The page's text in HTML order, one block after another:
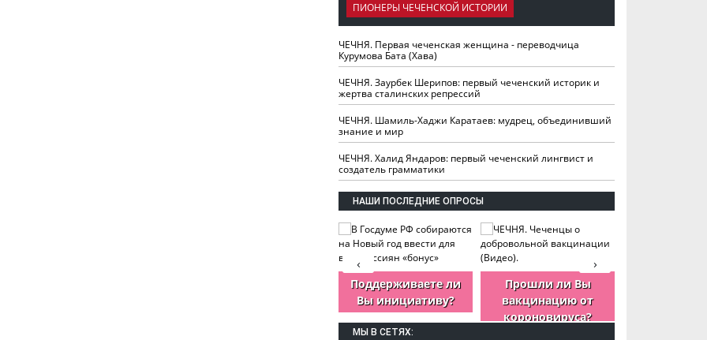
ПИОНЕРЫ ЧЕЧЕНСКОЙ ИСТОРИИ
ЧЕЧНЯ. Первая чеченская женщина - переводчица
Курумова Бата (Хава)
ЧЕЧНЯ. Заурбек Шерипов: первый чеченский историк и
жертва сталинских репрессий
ЧЕЧНЯ. Шамиль-Хаджи Каратаев: мудрец, объединивший
знание и мир
ЧЕЧНЯ. Халид Яндаров: первый чеченский лингвист и
создатель грамматики
НАШИ ПОСЛЕДНИЕ ОПРОСЫ
Поддерживаете ли
Вы инициативу?
Прошли ли Вы
вакцинацию от
короновируса?
›
‹
МЫ В СЕТЯХ: